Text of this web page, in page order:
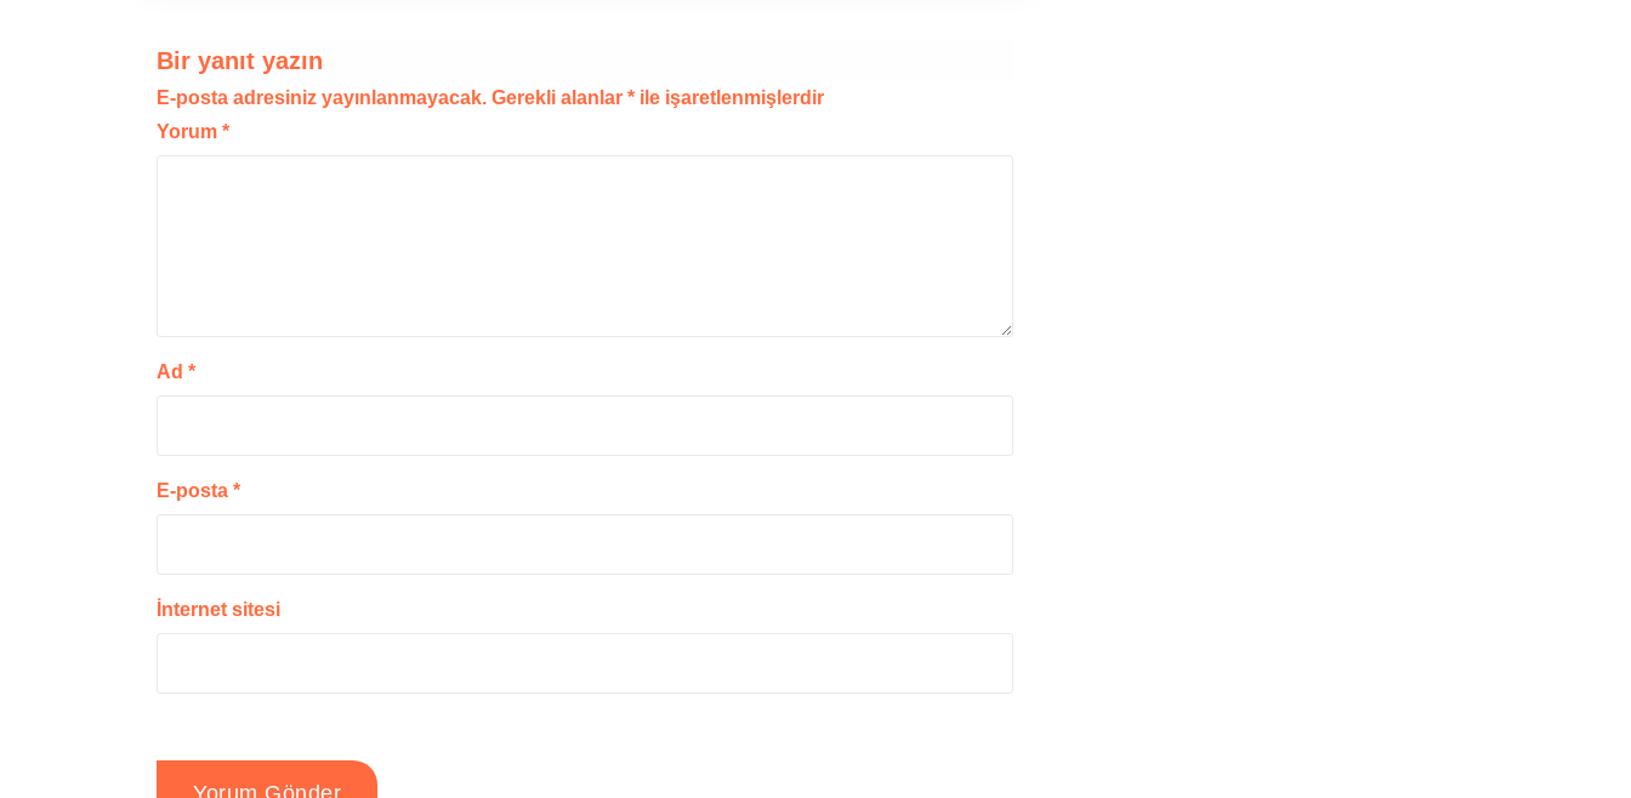
Bir yanıt yazın
E-posta adresiniz yayınlanmayacak. Gerekli alanlar * ile işaretlenmişlerdir
Yorum *
Ad *
E-posta *
İnternet sitesi